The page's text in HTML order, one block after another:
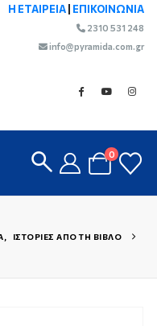
Η ΕΤΑΙΡΕΙΑ ΕΠΙΚΟΙΝΩΝΙΑ
2310 531 248
info@pyramida.com.gr
0
,
ΙΣΤΟΡΊΕΣ ΑΠΌ ΤΗ ΒΊΒΛΟ